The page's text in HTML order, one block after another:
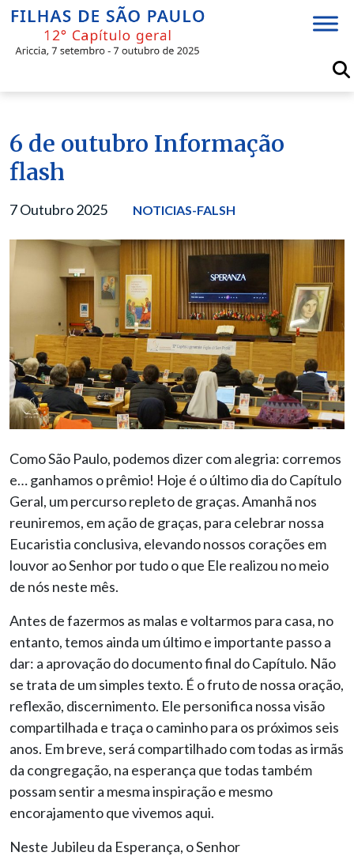
Skip
content
6 de outubro Informação
flash
7 Outubro 2025 NOTICIAS-FALSH
Como São Paulo, podemos dizer com alegria: corremos
e… ganhamos o prêmio! Hoje é o último dia do Capítulo
Geral, um percurso repleto de graças. Amanhã nos
reuniremos, em ação de graças, para celebrar nossa
Eucaristia conclusiva, elevando nossos corações em
louvor ao Senhor por tudo o que Ele realizou no meio
de nós neste mês.
Antes de fazermos as malas e voltarmos para casa, no
entanto, temos ainda um último e importante passo a
dar: a aprovação do documento final do Capítulo. Não
se trata de um simples texto. É o fruto de nossa oração,
reflexão, discernimento. Ele personifica nossa visão
compartilhada e traça o caminho para os próximos seis
anos. Em breve, será compartilhado com todas as irmãs
da congregação, na esperança que todas também
possam sentir a mesma inspiração e mesmo
encorajamento que vivemos aqui.
Neste Jubileu da Esperança, o Senhor